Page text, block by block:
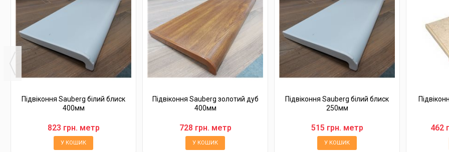
Підвіконня Sauberg білий блиск
400мм
823 грн. метр
У КОШИК
Підвіконня Sauberg золотий дуб
400мм
728 грн. метр
У КОШИК
Підвіконня Sauberg білий блиск
250мм
515 грн. метр
У КОШИК
462